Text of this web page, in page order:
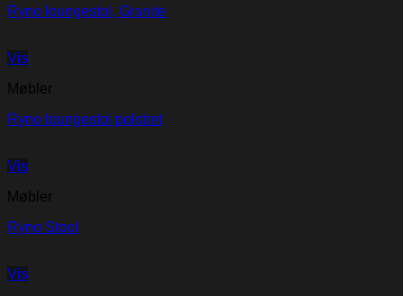
Ryno loungestol, Granite
Vis
Møbler
Ryno loungestol polstret
Vis
Møbler
Ryno Stool
Vis